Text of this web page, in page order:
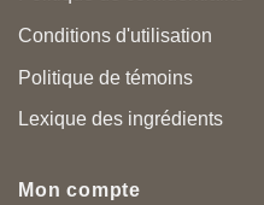
Conditions d'utilisation
Politique de témoins
Lexique des ingrédients
Mon compte